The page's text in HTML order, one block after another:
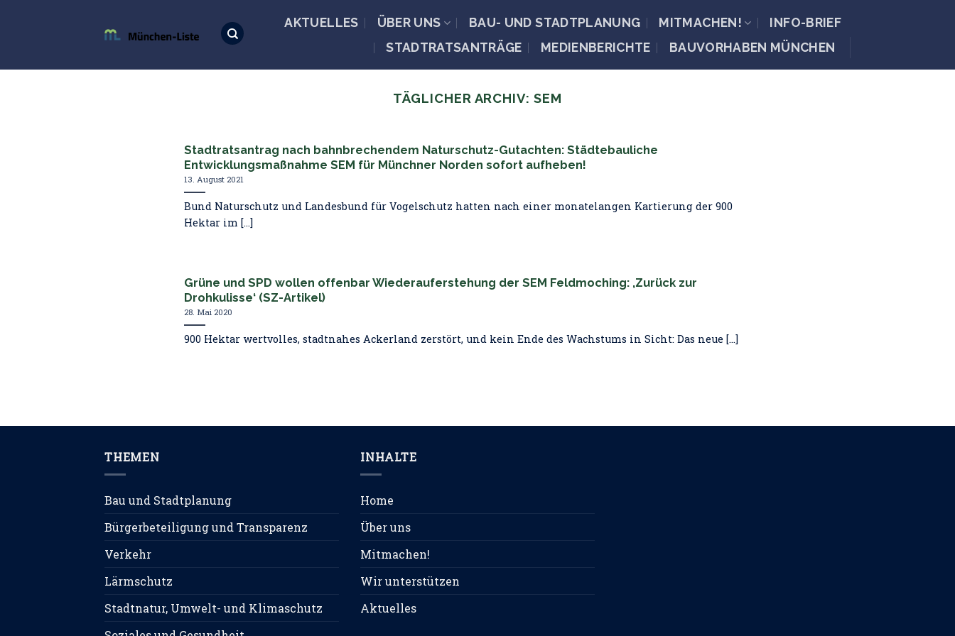
AKTUELLES ÜBER UNS BAU- UND STADTPLANUNG MITMACHEN!
INFO-BRIEF
STADTRATSANTRÄGE
MEDIENBERICHTE BAUVORHABEN MÜNCHEN
TÄGLICHER ARCHIV: SEM
Stadtratsantrag nach bahnbrechendem Naturschutz-Gutachten: Städtebauliche
Entwicklungsmaßnahme SEM für Münchner Norden sofort aufheben!
13. August 2021
Bund Naturschutz und Landesbund für Vogelschutz hatten nach einer monatelangen Kartierung der 900
Hektar im [...]
Grüne und SPD wollen offenbar Wiederauferstehung der SEM Feldmoching: ‚Zurück zur
Drohkulisse‘ (SZ-Artikel)
28. Mai 2020
900 Hektar wertvolles, stadtnahes Ackerland zerstört, und kein Ende des Wachstums in Sicht: Das neue [...]
THEMEN
Bau und Stadtplanung
Bürgerbeteiligung und Transparenz
Verkehr
Lärmschutz
Stadtnatur, Umwelt- und Klimaschutz
INHALTE
Home
Über uns
Mitmachen!
Wir unterstützen
Aktuelles